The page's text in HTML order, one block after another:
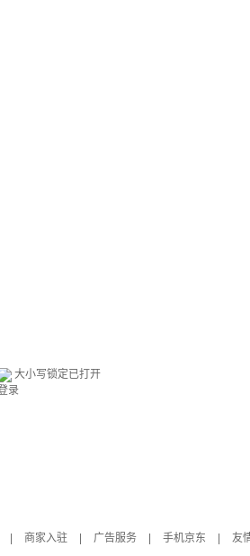
大小写锁定已打开
录
商家入驻 广告服务 手机京东 友